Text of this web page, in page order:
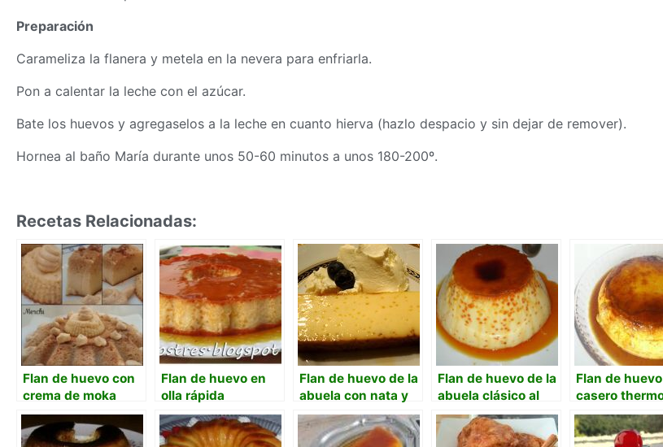
Preparación
Carameliza la flanera y metela en la nevera para enfriarla.
Pon a calentar la leche con el azúcar.
Bate los huevos y agregaselos a la leche en cuanto hierva (hazlo despacio y sin dejar de remover).
Hornea al baño María durante unos 50-60 minutos a unos 180-200º.
Recetas Relacionadas:
Flan de huevo con
crema de moka
Flan de huevo en
olla rápida
Flan de huevo de la
abuela con nata y
arándanos
Flan de huevo de la
abuela clásico al
baño María
Flan de huevo
casero